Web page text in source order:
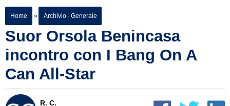
Home » Archivio - Generale
Suor Orsola Benincasa
incontro con I Bang On A
Can All-Star
R. C.